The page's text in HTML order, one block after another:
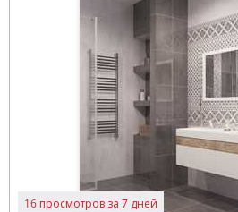
16 просмотров за 7 дней